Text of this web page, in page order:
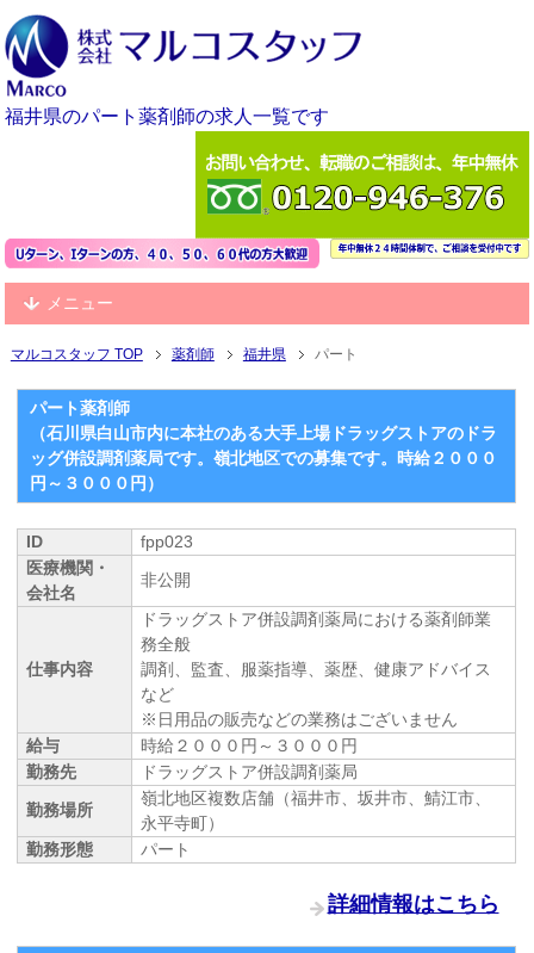
福井県のパート薬剤師の求人一覧です
メニュー
マルコスタッフ TOP 薬剤師 福井県 パート
パート薬剤師
（石川県白山市内に本社のある大手上場ドラッグストアのドラ
ッグ併設調剤薬局です。嶺北地区での募集です。時給２０００
円～３０００円）
ID
fpp023
医療機関・
会社名
非公開
仕事内容
ドラッグストア併設調剤薬局における薬剤師業
務全般
調剤、監査、服薬指導、薬歴、健康アドバイス
など
※日用品の販売などの業務はございません
給与
時給２０００円～３０００円
勤務先
ドラッグストア併設調剤薬局
勤務場所
嶺北地区複数店舗（福井市、坂井市、鯖江市、
永平寺町）
勤務形態
パート
詳細情報はこちら